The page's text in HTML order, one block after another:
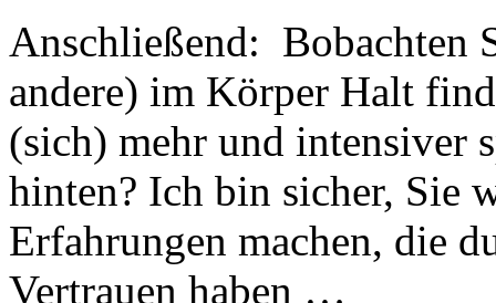
Anschließend: Bobachten
andere) im Körper Halt
(sich) mehr und intensiver
hinten? Ich bin sicher, Sie
Erfahrungen machen, die
Vertrauen haben …